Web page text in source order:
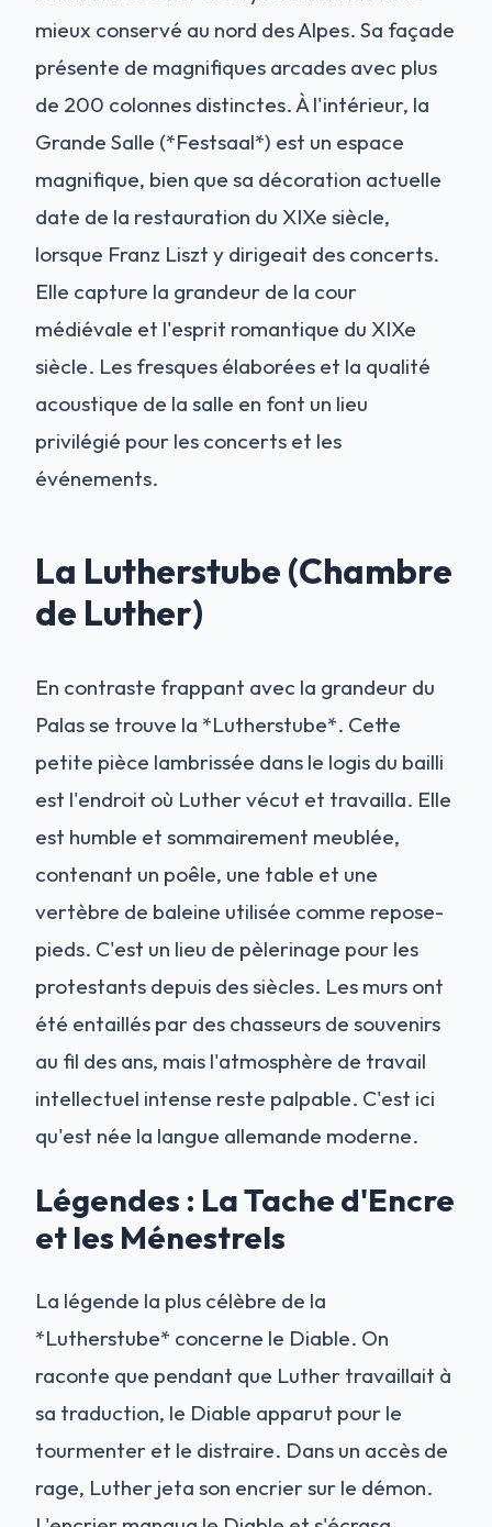
mieux conservé au nord des Alpes. Sa façade
présente de magnifiques arcades avec plus
de 200 colonnes distinctes. À l'intérieur, la
Grande Salle (*Festsaal*) est un espace
magnifique, bien que sa décoration actuelle
date de la restauration du XIXe siècle,
lorsque Franz Liszt y dirigeait des concerts.
Elle capture la grandeur de la cour
médiévale et l'esprit romantique du XIXe
siècle. Les fresques élaborées et la qualité
acoustique de la salle en font un lieu
privilégié pour les concerts et les
événements.
La Lutherstube (Chambre
de Luther)
En contraste frappant avec la grandeur du
Palas se trouve la *Lutherstube*. Cette
petite pièce lambrissée dans le logis du bailli
est l'endroit où Luther vécut et travailla. Elle
est humble et sommairement meublée,
contenant un poêle, une table et une
vertèbre de baleine utilisée comme repose-
pieds. C'est un lieu de pèlerinage pour les
protestants depuis des siècles. Les murs ont
été entaillés par des chasseurs de souvenirs
au fil des ans, mais l'atmosphère de travail
intellectuel intense reste palpable. C'est ici
qu'est née la langue allemande moderne.
Légendes : La Tache d'Encre
et les Ménestrels
La légende la plus célèbre de la
*Lutherstube* concerne le Diable. On
raconte que pendant que Luther travaillait à
sa traduction, le Diable apparut pour le
tourmenter et le distraire. Dans un accès de
rage, Luther jeta son encrier sur le démon.